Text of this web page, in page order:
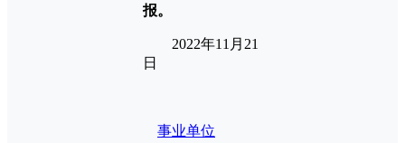
报。
2022年11月21
日
事业单位